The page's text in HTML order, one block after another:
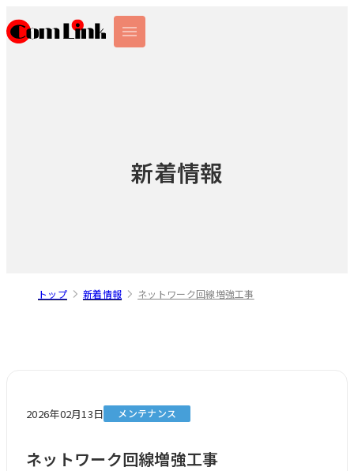
新着情報
トップ 新着情報 ネットワーク回線増強工事
2026年02月13日 メンテナンス
ネットワーク回線増強工事